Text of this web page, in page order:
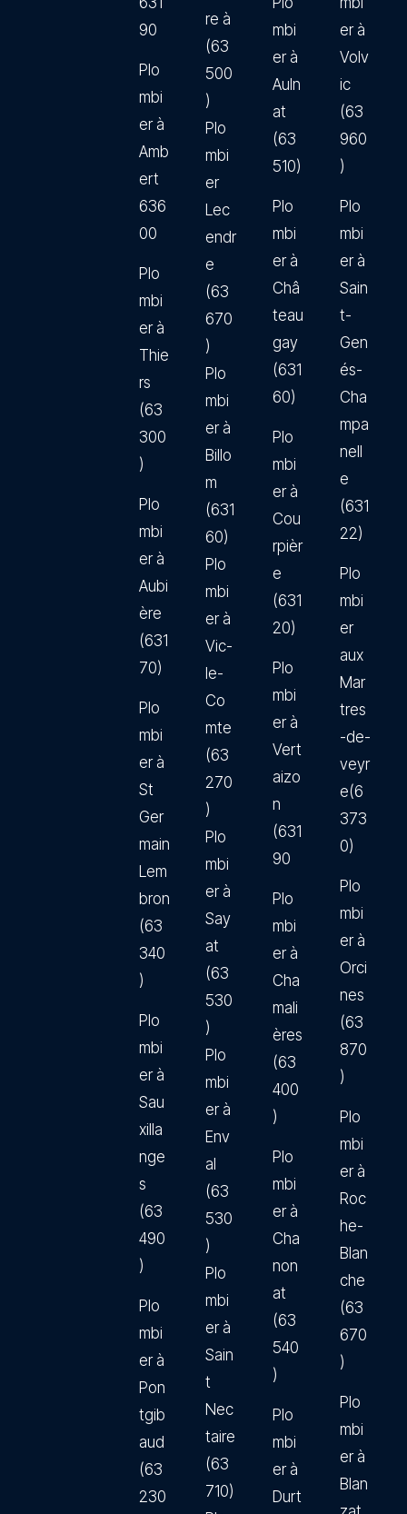
90
Plo
mbi
er à
Amb
ert
636
00
Plo
mbi
er à
Thie
rs
(63
300
)
Plo
mbi
er à
Aubi
ère
(631
70)
Plo
mbi
er à
St
Ger
main
Lem
bron
(63
340
)
Plo
mbi
er à
Sau
xilla
nge
s
(63
490
)
Plo
mbi
er à
Pon
tgib
aud
(63
230
re à
(63
500
)
Plo
mbi
er
Lec
endr
e
(63
670
)
Plo
mbi
er à
Billo
m
(631
60)
Plo
mbi
er à
Vic-
le-
Co
mte
(63
270
)
Plo
mbi
er à
Say
at
(63
530
)
Plo
mbi
er à
Env
al
(63
530
)
Plo
mbi
er à
Sain
t
Nec
taire
(63
710)
mbi
er à
Auln
at
(63
510)
Plo
mbi
er à
Châ
teau
gay
(631
60)
Plo
mbi
er à
Cou
rpièr
e
(631
20)
Plo
mbi
er à
Vert
aizo
n
(631
90
Plo
mbi
er à
Cha
mali
ères
(63
400
)
Plo
mbi
er à
Cha
non
at
(63
540
)
Plo
mbi
er à
Durt
er à
Volv
ic
(63
960
)
Plo
mbi
er à
Sain
t-
Gen
és-
Cha
mpa
nell
e
(631
22)
Plo
mbi
er
aux
Mar
tres
-de-
veyr
e(6
373
0)
Plo
mbi
er à
Orci
nes
(63
870
)
Plo
mbi
er à
Roc
he-
Blan
che
(63
670
)
Plo
mbi
er à
Blan